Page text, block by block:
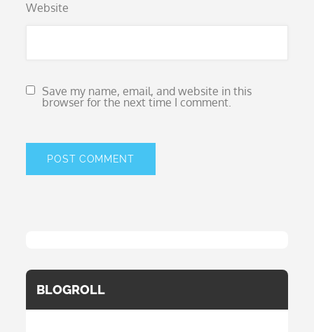
Website
Save my name, email, and website in this
browser for the next time I comment.
BLOGROLL